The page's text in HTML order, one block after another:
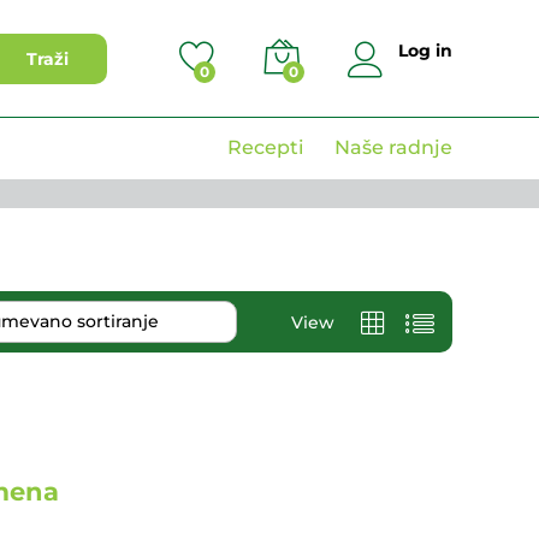
Traži
0 0
Log in
Recepti Naše radnje
View
sortiranje